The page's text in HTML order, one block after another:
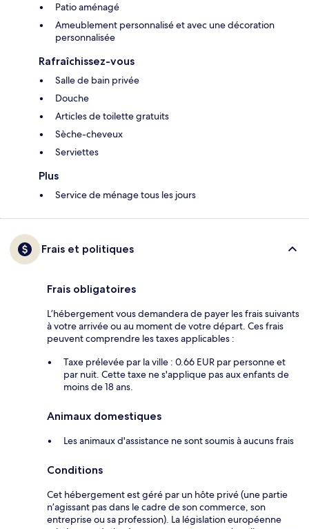
Patio aménagé
Ameublement personnalisé et avec une décoration
personnalisée
Rafraîchissez-vous
Salle de bain privée
Douche
Articles de toilette gratuits
Sèche-cheveux
Serviettes
Plus
Service de ménage tous les jours
Frais et politiques
Frais obligatoires
L’hébergement vous demandera de payer les frais suivants
à votre arrivée ou au moment de votre départ. Ces frais
peuvent comprendre les taxes applicables :
Taxe prélevée par la ville : 0.66 EUR par personne et
par nuit. Cette taxe ne s'applique pas aux enfants de
moins de 18 ans.
Animaux domestiques
Les animaux d'assistance ne sont soumis à aucuns frais
Conditions
Cet hébergement est géré par un hôte privé (une partie
n’agissant pas dans le cadre de son commerce, son
entreprise ou sa profession). La législation européenne